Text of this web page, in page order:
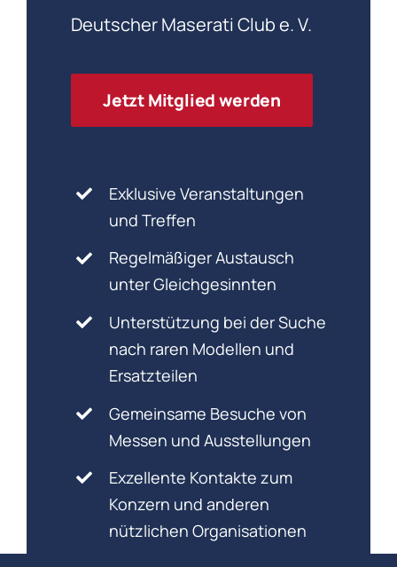
Deutscher Maserati Club e. V.
Jetzt Mitglied werden
Exklusive Veranstaltungen
und Treffen
Regelmäßiger Austausch
unter Gleichgesinnten
Unterstützung bei der Suche
nach raren Modellen und
Ersatzteilen
Gemeinsame Besuche von
Messen und Ausstellungen
Exzellente Kontakte zum
Konzern und anderen
nützlichen Organisationen